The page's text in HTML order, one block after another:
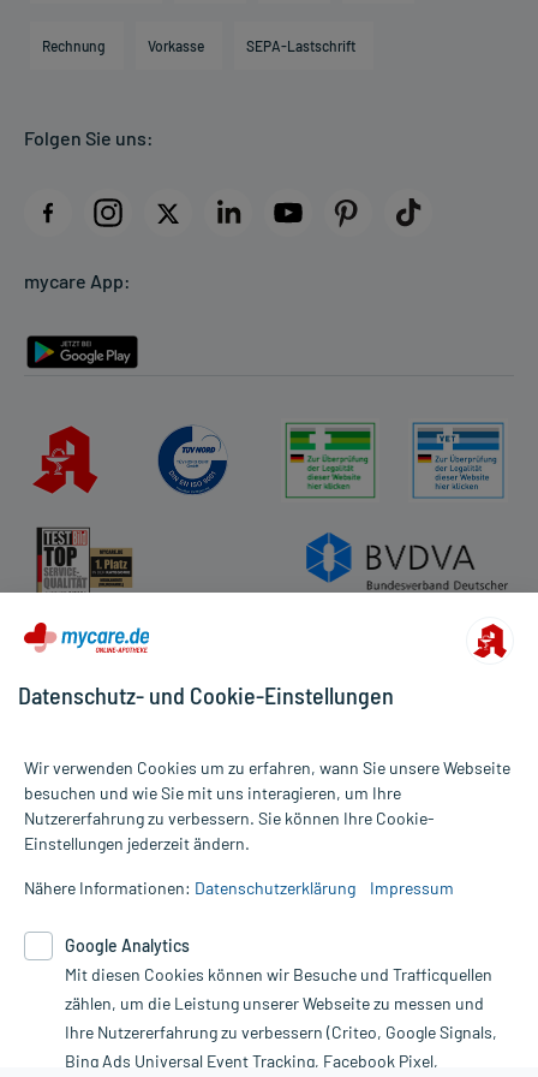
Direktabrechnung PKV
AGB
Datenschutz
Rückgabe/Widerruf
Rechnung Vorkasse SEPA-Lastschrift
Folgen Sie uns:
mycare App:
Alle Preise gelten inkl. MwSt., ggf. zzgl. Versandkosten
Informationen auf dieser Website werden ausschließlich für
die Untersuchung und Behandlung durch einen Arzt. Bitte
Therapien eingeleitet werden können. | Diese Webseite benutzt
Google Analytics. Lesen Sie bitte dazu die wichtigen Hinweise in
unserer Datenschutzerklärung. Für den Widerruf einer Bestellung
nutzen Sie das Formular:
Datenschutz- und Cookie-Einstellungen
Wir verwenden Cookies um zu erfahren, wann Sie unsere Webseite
besuchen und wie Sie mit uns interagieren, um Ihre
Nutzererfahrung zu verbessern. Sie können Ihre Cookie-
Einstellungen jederzeit ändern.
Nähere Informationen: Datenschutzerklärung Impressum
Google Analytics
Mit diesen Cookies können wir Besuche und Trafficquellen
zählen, um die Leistung unserer Webseite zu messen und
Ihre Nutzererfahrung zu verbessern (Criteo, Google Signals,
Bing Ads Universal Event Tracking, Facebook Pixel,